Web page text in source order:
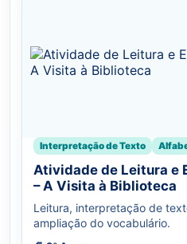
Interpretação de Texto
Atividade de Leitura e
– A Visita à Biblioteca
Leitura, interpretação de
ampliação do vocabulário.